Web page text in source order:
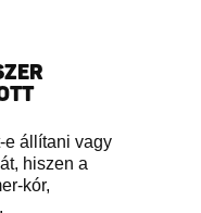
e állítani vagy
hiszen a
kór,